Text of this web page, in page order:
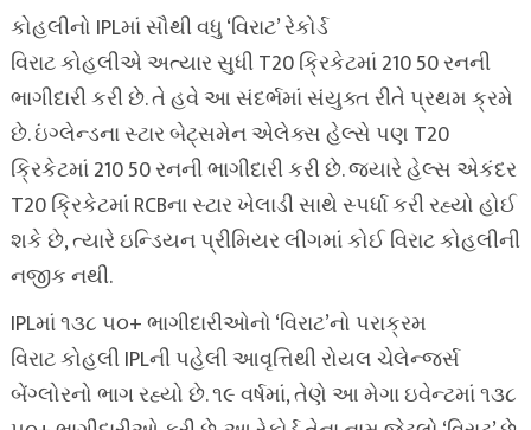
કોહલીનો IPLમાં સૌથી વધુ ‘વિરાટ’ રેકોર્ડ
વિરાટ કોહલીએ અત્યાર સુધી T20 ક્રિકેટમાં 210 50 રનની
ભાગીદારી કરી છે. તે હવે આ સંદર્ભમાં સંયુક્ત રીતે પ્રથમ ક્રમે
છે. ઇંગ્લેન્ડના સ્ટાર બેટ્સમેન એલેક્સ હેલ્સે પણ T20
ક્રિકેટમાં 210 50 રનની ભાગીદારી કરી છે. જ્યારે હેલ્સ એકંદર
T20 ક્રિકેટમાં RCBના સ્ટાર ખેલાડી સાથે સ્પર્ધા કરી રહ્યો હોઈ
શકે છે, ત્યારે ઇન્ડિયન પ્રીમિયર લીગમાં કોઈ વિરાટ કોહલીની
નજીક નથી.
IPLમાં ૧૩૮ ૫૦+ ભાગીદારીઓનો ‘વિરાટ’નો પરાક્રમ
વિરાટ કોહલી IPLની પહેલી આવૃત્તિથી રોયલ ચેલેન્જર્સ
બેંગ્લોરનો ભાગ રહ્યો છે. ૧૯ વર્ષમાં, તેણે આ મેગા ઇવેન્ટમાં ૧૩૮